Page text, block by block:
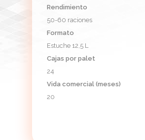
Rendimiento
50-60 raciones
Formato
Estuche 12,5 L
Cajas por palet
24
Vida comercial (meses)
20